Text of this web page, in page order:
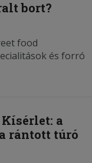
bort?
food
és forró
a
rántott túró